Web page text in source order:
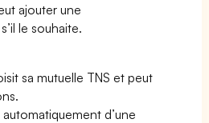
ajouter une
le souhaite.
sa mutuelle TNS et peut
d’une